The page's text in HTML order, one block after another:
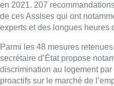
en 2021. 207
de ces Assises qui ont
experts et des longues heures
Parmi les 48 mesures
secrétaire d’État propose
discrimination au logement
proactifs sur le marché de